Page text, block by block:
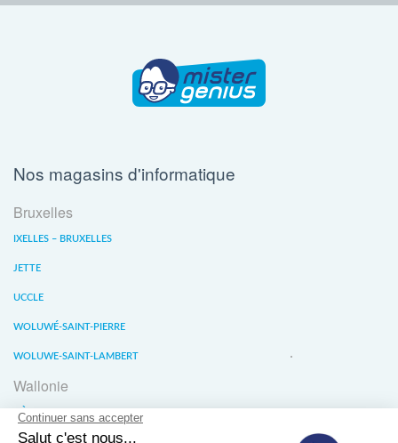
Nos magasins d'informatique
Bruxelles
IXELLES – BRUXELLES
JETTE
UCCLE
WOLUWÉ-SAINT-PIERRE
WOLUWE-SAINT-LAMBERT
Wallonie
LIÈGE